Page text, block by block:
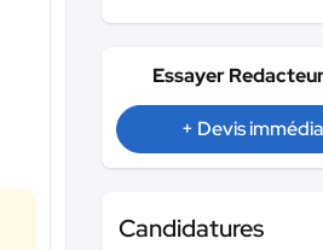
Essayer
+ Devis
Candidatures